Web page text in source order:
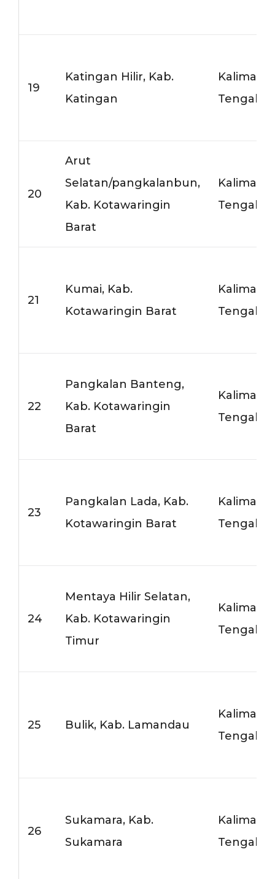
19
Katingan Hilir, Kab.
Katingan
Tengah
20
Arut
Selatan/pangkalanbun,
Kab. Kotawaringin
Barat
Tengah
21
Kumai, Kab.
Kotawaringin Barat
Tengah
22
Pangkalan Banteng,
Kab. Kotawaringin
Barat
Tengah
23
Pangkalan Lada, Kab.
Kotawaringin Barat
Tengah
24
Mentaya Hilir Selatan,
Kab. Kotawaringin
Timur
Tengah
25 Bulik, Kab. Lamandau
Tengah
26
Sukamara, Kab.
Sukamara
Tengah